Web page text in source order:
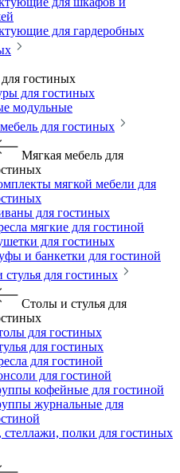
для гардеробных
гостиных
для гостиных
модульные
для гостиных
Мягкая мебель для
мягкой мебели для
для гостиных
мягкие для гостиной
для гостиных
и банкетки для гостиной
для гостиных
Столы и стулья для
для гостиных
для гостиных
для гостиной
для гостиной
кофейные для гостиной
журнальные для
полки для гостиных